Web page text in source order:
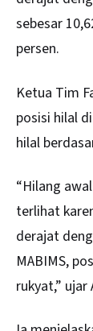
sebesar
persen.
Ketua Tim
posisi hilal
hilal
“Hilang
terlihat
derajat
MABIMS,
rukyat,” ujar